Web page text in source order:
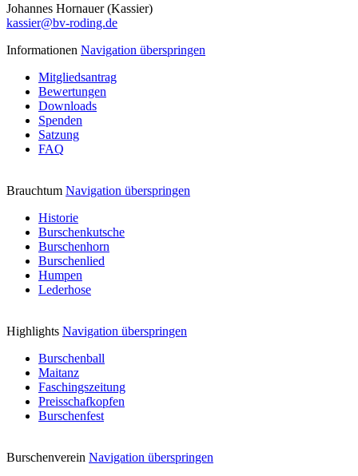
Johannes Hornauer (Kassier)
kassier@bv-roding.de
Informationen Navigation überspringen
Mitgliedsantrag
Bewertungen
Downloads
Spenden
Satzung
FAQ
Brauchtum Navigation überspringen
Historie
Burschenkutsche
Burschenhorn
Burschenlied
Humpen
Lederhose
Highlights Navigation überspringen
Burschenball
Maitanz
Faschingszeitung
Preisschafkopfen
Burschenfest
Burschenverein Navigation überspringen